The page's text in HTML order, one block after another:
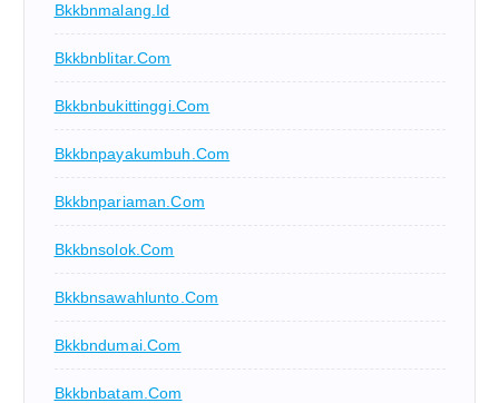
Bkkbnmalang.id
Bkkbnblitar.com
Bkkbnbukittinggi.com
Bkkbnpayakumbuh.com
Bkkbnpariaman.com
Bkkbnsolok.com
Bkkbnsawahlunto.com
Bkkbndumai.com
Bkkbnbatam.com